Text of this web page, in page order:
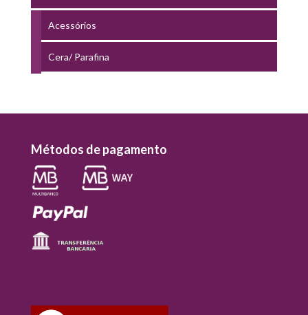
Acessórios
Cera/ Parafina
Métodos de pagamento